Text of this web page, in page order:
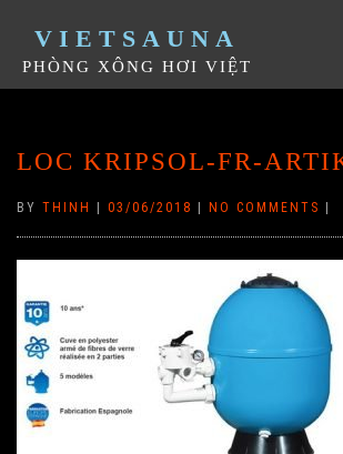
VIETSAUNA
PHÒNG XÔNG HƠI VIỆT
LOC KRIPSOL-FR-
BY THINH 03/06/2018 NO COMMENTS